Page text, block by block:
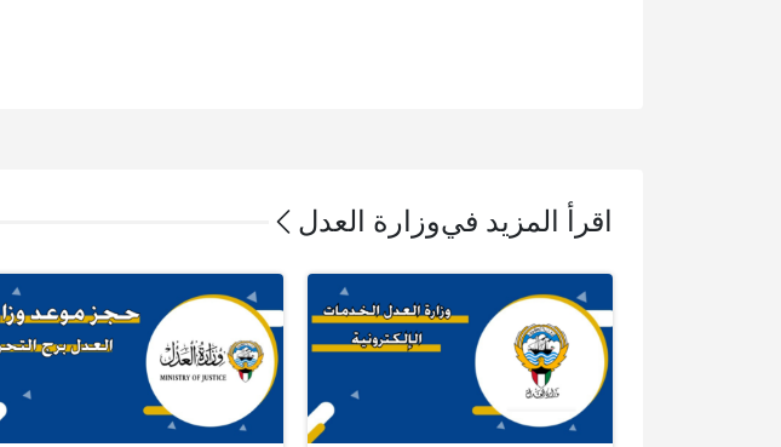
اقرأ المزيد فيوزارة العدل